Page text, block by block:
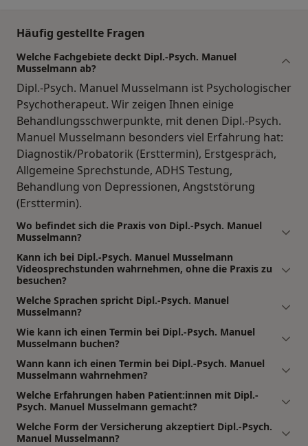
Häufig gestellte Fragen
Welche Fachgebiete deckt Dipl.-Psych. Manuel
Musselmann ab?
Dipl.-Psych. Manuel Musselmann ist Psychologischer
Psychotherapeut. Wir zeigen Ihnen einige
Behandlungsschwerpunkte, mit denen Dipl.-Psych.
Manuel Musselmann besonders viel Erfahrung hat:
Diagnostik/Probatorik (Ersttermin), Erstgespräch,
Allgemeine Sprechstunde, ADHS Testung,
Behandlung von Depressionen, Angststörung
(Ersttermin).
Wo befindet sich die Praxis von Dipl.-Psych. Manuel
Musselmann?
Kann ich bei Dipl.-Psych. Manuel Musselmann
Videosprechstunden wahrnehmen, ohne die Praxis zu
besuchen?
Welche Sprachen spricht Dipl.-Psych. Manuel
Musselmann?
Wie kann ich einen Termin bei Dipl.-Psych. Manuel
Musselmann buchen?
Wann kann ich einen Termin bei Dipl.-Psych. Manuel
Musselmann wahrnehmen?
Welche Erfahrungen haben Patient:innen mit Dipl.-
Psych. Manuel Musselmann gemacht?
Welche Form der Versicherung akzeptiert Dipl.-Psych.
Manuel Musselmann?